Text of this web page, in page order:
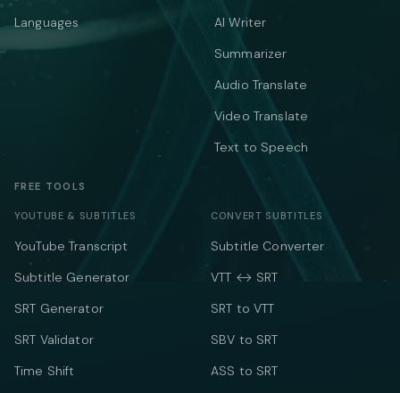
Languages
AI Writer
Summarizer
Audio Translate
Video Translate
Text to Speech
FREE TOOLS
YOUTUBE & SUBTITLES
YouTube Transcript
Subtitle Generator
SRT Generator
SRT Validator
Time Shift
CONVERT SUBTITLES
Subtitle Converter
VTT ↔ SRT
SRT to VTT
SBV to SRT
ASS to SRT